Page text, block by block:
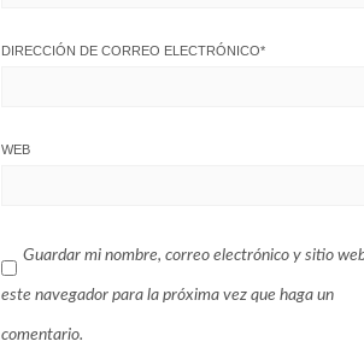
DIRECCIÓN DE CORREO ELECTRÓNICO*
WEB
Guardar mi nombre, correo electrónico y sitio
este navegador para la próxima vez que haga un
comentario.